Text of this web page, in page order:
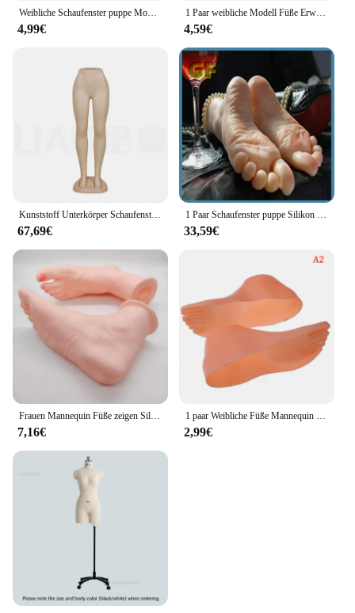
4,99€
1 Paar weibliche Modell Füße Erwachsenen Mannequin Fuß für Sandale Schuhe Socke Display schwarz
4,59€
67,69€ 33,59€
Frauen Mannequin Füße zeigen Silikon Fuß Modell für Schmuck
7,16€
1 paar Weibliche Füße Mannequin Modell Für Fuß Tanga Stil Sandale Schuh Socke Display Nude/Klar/Weiß
2,99€